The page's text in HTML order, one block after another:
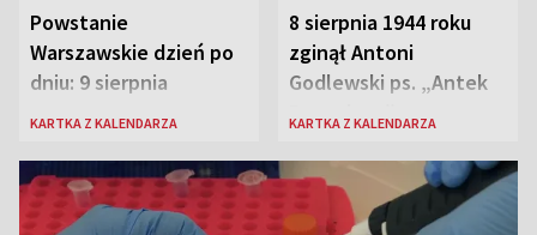
Powstanie
Warszawskie dzień po
dniu: 9 sierpnia
KARTKA Z KALENDARZA
8 sierpnia 1944 roku
zginął Antoni
Godlewski ps. „Antek
Rozpylacz”
KARTKA Z KALENDARZA